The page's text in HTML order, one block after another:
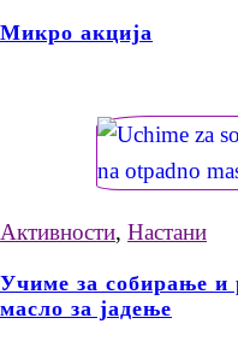
Микро акција
Активности, Настани
Учиме за собирање и
масло за јадење